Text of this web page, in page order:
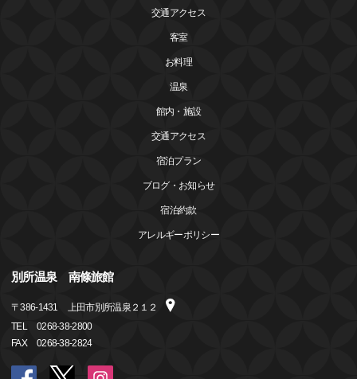
交通アクセス
客室
お料理
温泉
館内・施設
交通アクセス
宿泊プラン
ブログ・お知らせ
宿泊約款
アレルギーポリシー
別所温泉 南條旅館
〒386-1431
上田市別所温泉２１２
TEL
0268-38-2800
FAX
0268-38-2824